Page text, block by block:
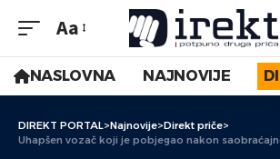
Aa
NASLOVNA NAJNOVIJE
DIREKT PORTAL>Najnovije>Direkt priče>
Uhapšen vozač koji je pobjegao nakon